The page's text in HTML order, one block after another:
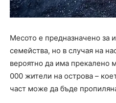
Месото е предназначено за
семейства, но в случая на
вероятно да има прекалено
000 жители на острова –
част може да бъде